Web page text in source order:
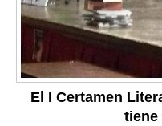
El I Certamen
tiene